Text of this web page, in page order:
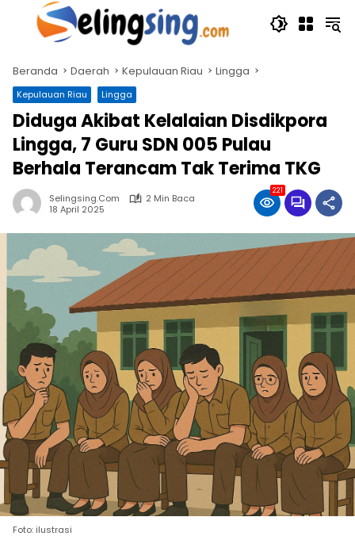
Langsung
Beranda Daerah Kepulauan Riau Lingga
Kepulauan Riau Lingga
Diduga Akibat Kelalaian Disdikpora
Lingga, 7 Guru SDN 005 Pulau
Berhala Terancam Tak Terima TKG
Selingsing.com
2 Min Baca
18 April 2025
221
Foto: ilustrasi